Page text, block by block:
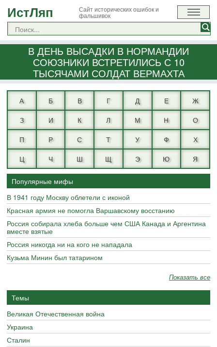
ИстЛяп Сайт исторических ошибок и
фальшивок
В ДЕНЬ ВЫСАДКИ В НОРМАНДИИ
СОЮЗНИКИ ВСТРЕТИЛИСЬ С 10
ТЫСЯЧАМИ СОЛДАТ ВЕРМАХТА
А Б В Г Д Е
Ж
З
И К Л М Н
О
П
Р С Т У Ф
Х
Ц
Ч Ш Щ Э Ю Я
Популярные мифы
В 1941 году Москву облетели с иконой
Красная армия не помогла Варшавскому восстанию
Россия собирала хлеба больше чем США Канада и Аргентина
вместе взятые
Россия никогда ни на кого не нападала
Кузьма Минин был татарином
Показать все
Темы
Великая Отечественная война
Украина
Сталин